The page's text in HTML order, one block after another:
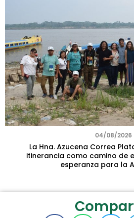
04/08/2026
La Hna. Azucena Correa
itinerancia como camino de
esperanza para la